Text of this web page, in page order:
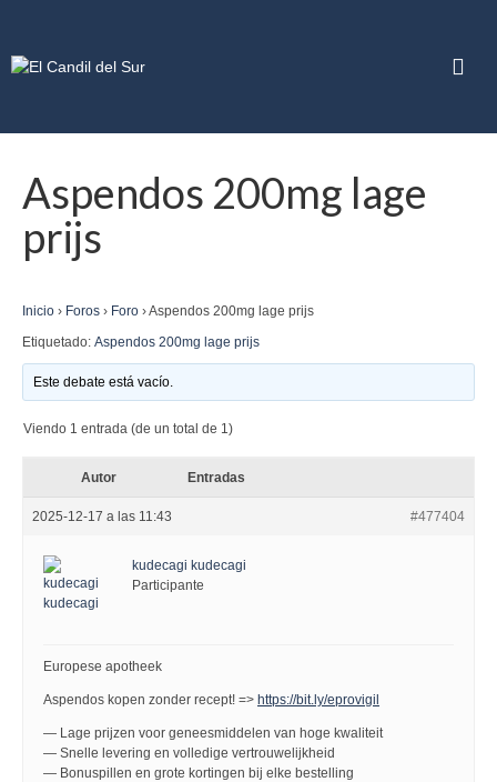
Aspendos 200mg lage
prijs
Inicio › Foros › Foro ›Aspendos 200mg lage prijs
Etiquetado: Aspendos 200mg lage prijs
Este debate está vacío.
Viendo 1 entrada (de un total de 1)
Autor Entradas
2025-12-17 a las 11:43 #477404
kudecagi kudecagi
Participante
Europese apotheek
Aspendos kopen zonder recept! => https://bit.ly/eprovigil
— Lage prijzen voor geneesmiddelen van hoge kwaliteit
— Snelle levering en volledige vertrouwelijkheid
— Bonuspillen en grote kortingen bij elke bestelling